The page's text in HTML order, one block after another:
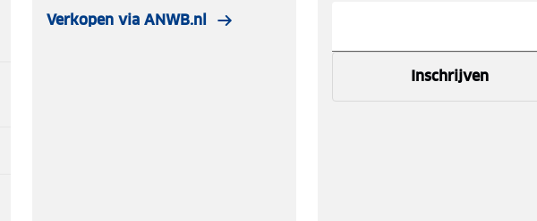
Verkopen via ANWB.nl
Inschrijven